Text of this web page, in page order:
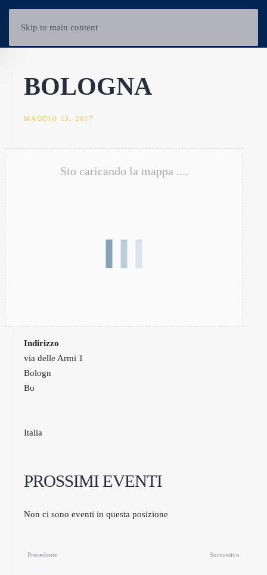
Skip to main content
BOLOGNA
MAGGIO 13, 2017
Sto caricando la mappa ....
Indirizzo
via delle Armi 1
Bologn
Bo
Italia
PROSSIMI EVENTI
Non ci sono eventi in questa posizione
Precedente Successivo